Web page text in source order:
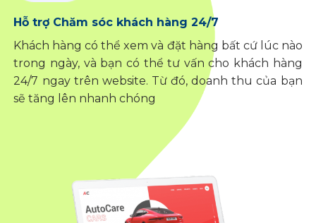
Hỗ trợ Chăm sóc khách hàng 24/7
Khách hàng có thể xem và đặt hàng bất cứ lúc nào
trong ngày, và bạn có thể tư vấn cho khách hàng
24/7 ngay trên website. Từ đó, doanh thu của bạn
sẽ tăng lên nhanh chóng